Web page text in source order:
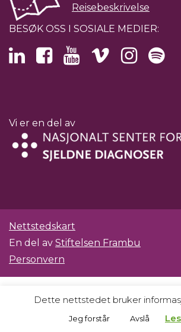
Reisebeskrivelse
BESØK OSS I SOSIALE MEDIER:
Vi er en del av
Nettstedskart
En del av Stiftelsen Frambu
Personvern
Dette nettstedet bruker
Jeg forstår Avslå